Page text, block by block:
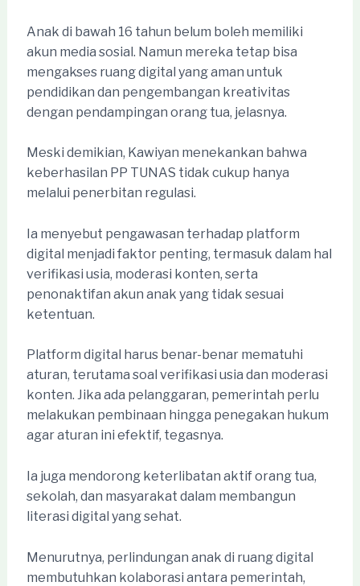
Anak di bawah 16 tahun belum boleh memiliki
akun media sosial. Namun mereka tetap bisa
mengakses ruang digital yang aman untuk
pendidikan dan pengembangan kreativitas
dengan pendampingan orang tua, jelasnya.
Meski demikian, Kawiyan menekankan bahwa
keberhasilan PP TUNAS tidak cukup hanya
melalui penerbitan regulasi.
Ia menyebut pengawasan terhadap platform
digital menjadi faktor penting, termasuk dalam hal
verifikasi usia, moderasi konten, serta
penonaktifan akun anak yang tidak sesuai
ketentuan.
Platform digital harus benar-benar mematuhi
aturan, terutama soal verifikasi usia dan moderasi
konten. Jika ada pelanggaran, pemerintah perlu
melakukan pembinaan hingga penegakan hukum
agar aturan ini efektif, tegasnya.
Ia juga mendorong keterlibatan aktif orang tua,
sekolah, dan masyarakat dalam membangun
literasi digital yang sehat.
Menurutnya, perlindungan anak di ruang digital
membutuhkan kolaborasi antara pemerintah,